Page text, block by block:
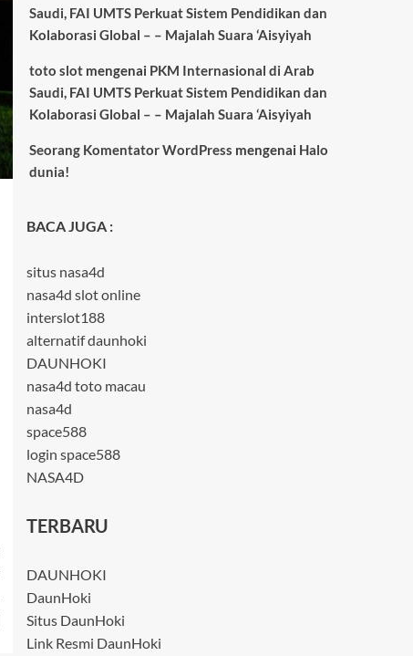
Saudi, FAI UMTS Perkuat Sistem Pendidikan dan
Kolaborasi Global – – Majalah Suara ‘Aisyiyah
toto slotmengenai PKM Internasional di Arab
Saudi, FAI UMTS Perkuat Sistem Pendidikan dan
Kolaborasi Global – – Majalah Suara ‘Aisyiyah
Seorang Komentator WordPress mengenai Halo
dunia!
BACA JUGA :
situs nasa4d
nasa4d slot online
interslot188
alternatif daunhoki
DAUNHOKI
nasa4d toto macau
nasa4d
space588
login space588
NASA4D
TERBARU
DAUNHOKI
DaunHoki
Situs DaunHoki
Link Resmi DaunHoki